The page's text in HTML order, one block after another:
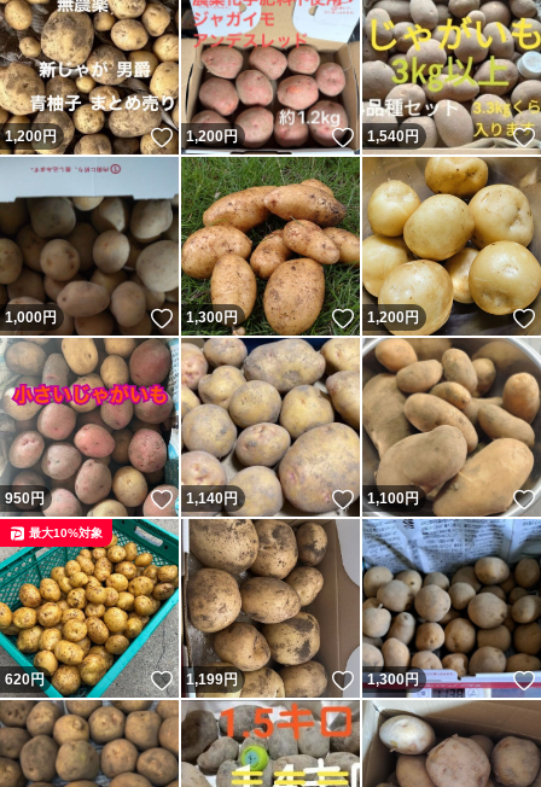
1,200円 いいね！
1,200円 いいね！
1,540円
1,000円 いいね！
1,300円 いいね！
1,200円
950円 いいね！
1,140円 いいね！
1,100円
620円 いいね！
最大10%対象
1,199円 いいね！
1,300円